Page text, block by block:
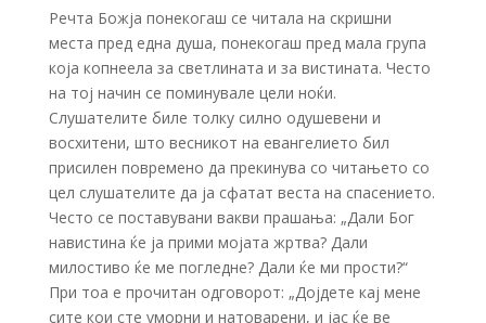
Речта Божја понекогаш се читала на скришни
места пред една душа, понекогаш пред мала група
која копнеела за светлината и за вистината. Често
на тој начин се поминувале цели ноќи.
Слушателите биле толку силно одушевени и
восхитени, што весникот на евангелието бил
присилен повремено да прекинува со читањето со
цел слушателите да ја сфатат веста на спасението.
Често се поставувани вакви прашања: „Дали Бог
навистина ќе ја прими мојата жртва? Дали
милостиво ќе ме погледне? Дали ќе ми прости?“
При тоа е прочитан одговорот: „Дојдете кај мене
сите кои сте уморни и натоварени, и јас ќе ве